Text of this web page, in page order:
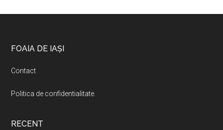
Footer
FOAIA DE IAȘI
Contact
Politica de confidentialitate
RECENT